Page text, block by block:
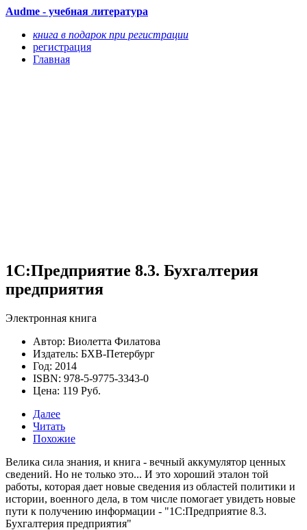
Audme - учебная литература
книга в подарок при регистрации
регистрация
Главная
1С:Предприятие 8.3. Бухгалтерия
предприятия
Электронная книга
Автор: Виолетта Филатова
Издатель: БХВ-Петербург
Год: 2014
ISBN: 978-5-9775-3343-0
Цена: 119 Руб.
Далее
Читать
Похожие
Велика сила знания, и книга - вечный аккумулятор ценных
сведений. Но не только это... И это хороший эталон той
работы, которая дает новые сведения из областей политики и
истории, военного дела, в том числе помогает увидеть новые
пути к получению информации - "1С:Предприятие 8.3.
Бухгалтерия предприятия"